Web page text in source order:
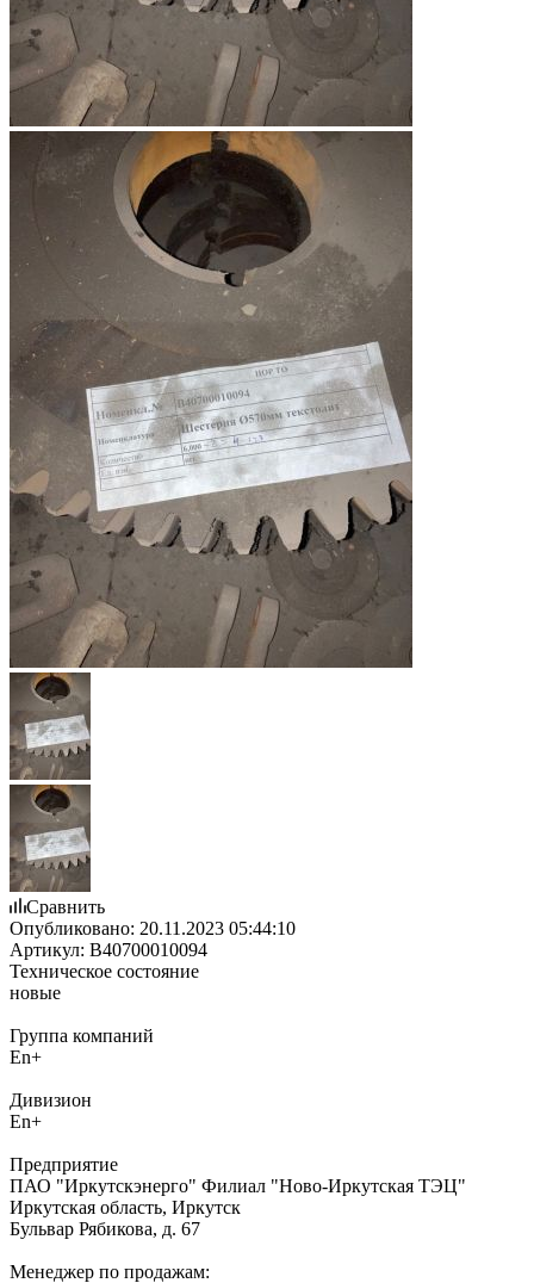
Сравнить
Опубликовано: 20.11.2023 05:44:10
Артикул: В40700010094
Техническое состояние
новые
Группа компаний
En+
Дивизион
En+
Предприятие
ПАО "Иркутскэнерго" Филиал "Ново-Иркутская ТЭЦ"
Иркутская область, Иркутск
Бульвар Рябикова, д. 67
Менеджер по продажам: